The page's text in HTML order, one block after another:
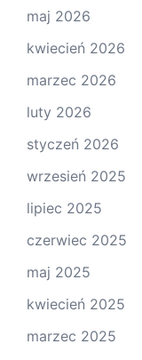
maj 2026
kwiecień 2026
marzec 2026
luty 2026
styczeń 2026
wrzesień 2025
lipiec 2025
czerwiec 2025
maj 2025
kwiecień 2025
marzec 2025